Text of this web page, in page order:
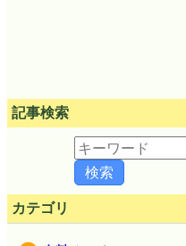
記事検索
カテゴリ